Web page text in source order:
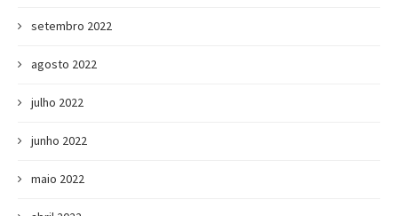
setembro 2022
agosto 2022
julho 2022
junho 2022
maio 2022